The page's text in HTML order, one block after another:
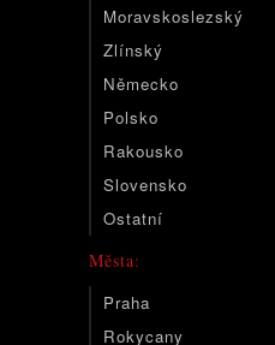
Moravskoslezský
Zlínský
Německo
Polsko
Rakousko
Slovensko
Ostatní
Města:
Praha
Rokycany